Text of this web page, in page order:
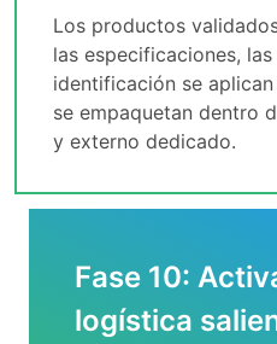
Los productos
las especificaciones,
identificación se
se empaquetan dentro
y externo dedicado.
Fase 10:
logística